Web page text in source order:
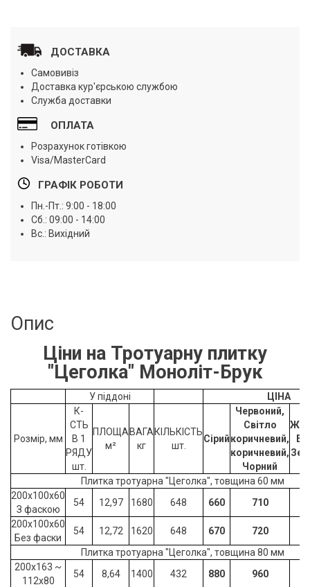
ДОСТАВКА
Самовивіз
Доставка кур'єрською службою
Служба доставки
ОПЛАТА
Розрахунок готівкою
Visa/MasterCard
ГРАФІК РОБОТИ
Пн.-Пт.: 9:00 - 18:00
Сб.: 09:00 - 14:00
Вс.: Вихідний
Опис
Ціни на Тротуарну плитку
"Цеголка" Моноліт-Брук
У піддоні ЦІНА
Розмір, мм
К-
СТЬ
В 1
РЯДУ
шт.
ПЛОЩА
м²
ВАГА
кг
КІЛЬКІСТЬ
шт.
Сірий
Червоний,
Світло
коричневий,
коричневий,
Чорний
Плитка тротуарна "Цеголка", товщина 60 мм
200x100x60
З фаскою
54 12,97 1680 648 660 710
200x100x60
Без фаски
54 12,72 1620 648 670 720
Плитка тротуарна "Цеголка", товщина 80 мм
200x163 ~
112x80
54 8,64 1400 432 880 960